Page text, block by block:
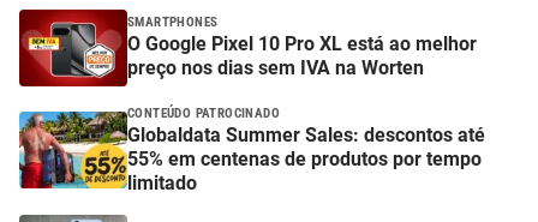
SMARTPHONES
O Google Pixel 10 Pro XL está ao melhor
preço nos dias sem IVA na Worten
CONTEÚDO PATROCINADO
Globaldata Summer Sales: descontos até
55% em centenas de produtos por tempo
limitado